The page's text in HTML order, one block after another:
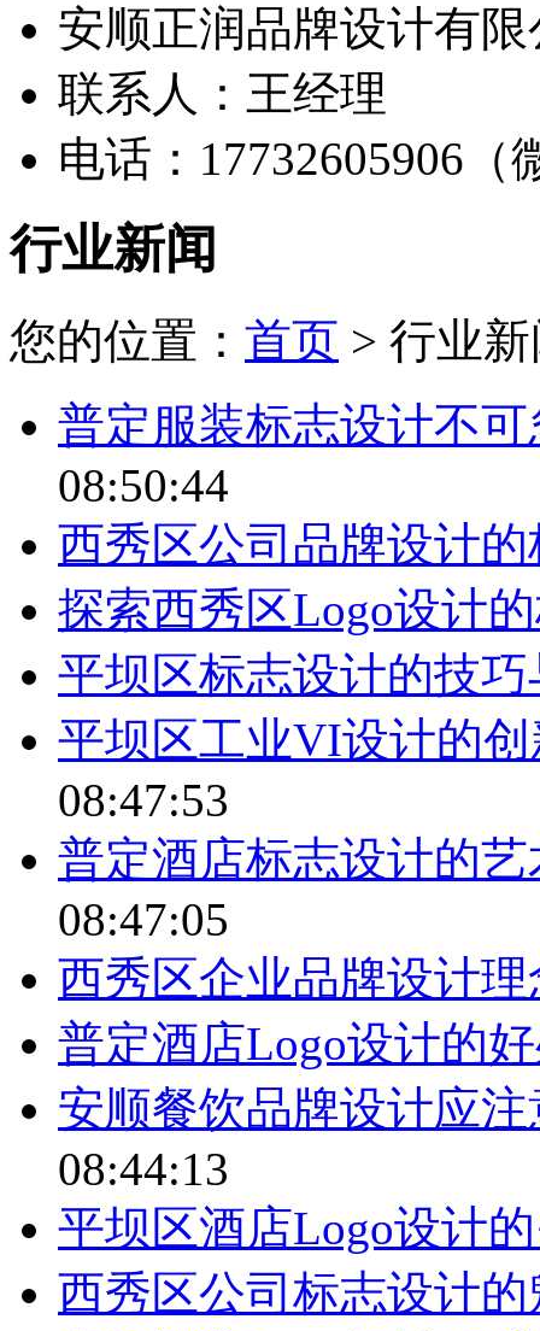
安顺正润品牌设计有限
联系人：王经理
电话：17732605906（
行业新闻
您的位置： 首页 > 行业
普定服装标志设计不
08:50:44
西秀区公司品牌设计
探索西秀区Logo设计
平坝区标志设计的技
平坝区工业VI设计的
08:47:53
普定酒店标志设计的
08:47:05
西秀区企业品牌设计
普定酒店Logo设计的
安顺餐饮品牌设计应
08:44:13
平坝区酒店Logo设计
西秀区公司标志设计